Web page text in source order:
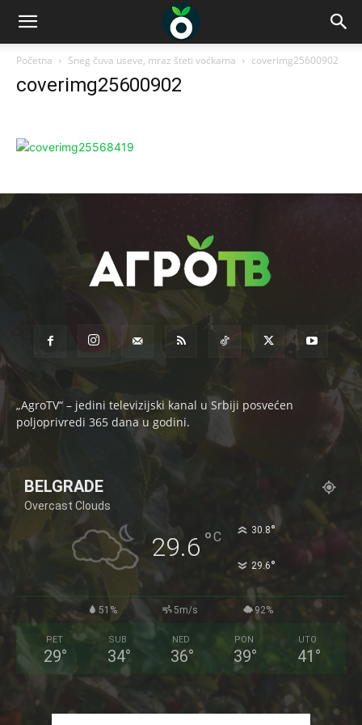
Početna Sneg čuva useve, mraz šteti voćkama coverimg25600902
coverimg25600902
„AgroTV“ – jedini televizijski kanal u Srbiji posvećen
poljoprivredi 365 dana u godini.
BELGRADE
Overcast Clouds
29.6 °C 30.8°
29.6°
51% 5m/s 92%
PET
29°
SUB
34°
NED
36°
PON
39°
UTO
41 °